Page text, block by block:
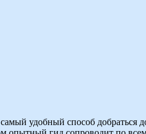
удобный способ добраться